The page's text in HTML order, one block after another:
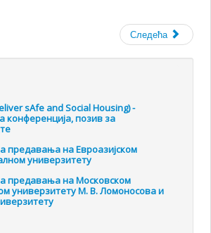
Следећа
sAfe and Social Housing) -
конференција, позив за
предавања на Евроазијском
универзитету
предавања на Московском
универзитету М. В. Ломоносова и